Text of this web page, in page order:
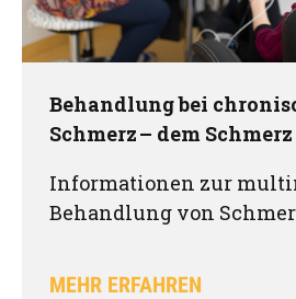
Behandlung bei
Schmerz – dem
Informationen zur
Behandlung von
MEHR ERFAHREN